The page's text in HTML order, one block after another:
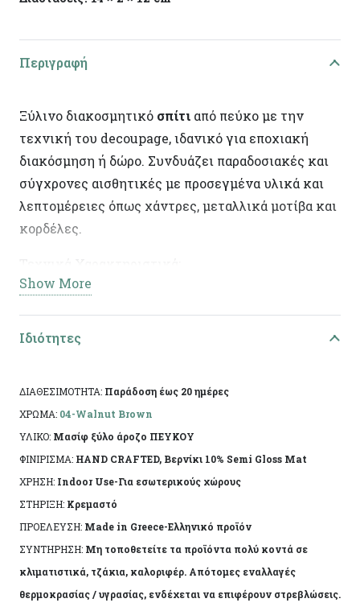
Περιγραφή
Ξύλινο διακοσμητικό σπίτι από πεύκο με την
τεχνική του decoupage, ιδανικό για εποχιακή
διακόσμηση ή δώρο. Συνδυάζει παραδοσιακές και
σύγχρονες αισθητικές με προσεγμένα υλικά και
λεπτομέρειες όπως χάντρες, μεταλλικά μοτίβα και
κορδέλες.
Υλικό: Πεύκο
Τεχνική: Decoupage
Ειδικά χαρακτηριστικά: Χειροποίητη κατασκευή,
άχρωμο προστατευτικό βερνίκι.
Το αντικείμενο ενδέχεται να φέρει ελάχιστες
αποκλίσεις ανά προϊόν λόγω της χειροποίητης
κατασκευής του. Made in Greece, by Korres Craf
Show More
Ιδιότητες
ΔΙΑΘΕΣΙΜΟΤΗΤΑ: Παράδοση έως 20 ημέρες
ΧΡΩΜΑ: 04-Walnut Brown
ΥΛΙΚΟ: Μασίφ ξύλο άροζο ΠΕΥΚΟΥ
ΦΙΝΙΡΙΣΜΑ: HAND CRAFTED, Βερνίκι 10% Semi Gloss Mat
ΧΡΗΣΗ: Indoor Use-Για εσωτερικούς χώρους
ΣΤΗΡΙΞΗ: Κρεμαστό
ΠΡΟΕΛΕΥΣΗ: Made in Greece-Ελληνικό προϊόν
ΣΥΝΤΗΡΗΣΗ: Μη τοποθετείτε τα προϊόντα πολύ κοντά σε
κλιματιστικά, τζάκια, καλοριφέρ. Απότομες εναλλαγές
θερμοκρασίας / υγρασίας, ενδέχεται να επιφέρουν στρεβλώσεις.